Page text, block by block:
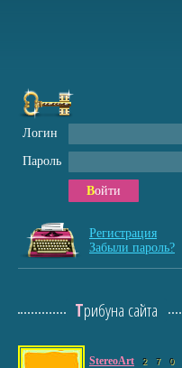
Логин
Пароль
Войти
Регистрация
Забыли пароль?
Трибуна сайта
StereoArt 2 7 0